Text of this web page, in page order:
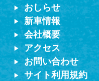
おしらせ
新車情報
会社概要
アクセス
お問い合わせ
サイト利用規約